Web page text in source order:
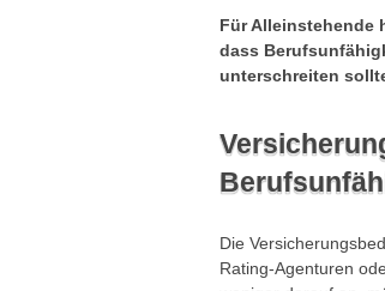
Für Alleinstehende
dass
unterschreiten
Die
Rating-Agenturen